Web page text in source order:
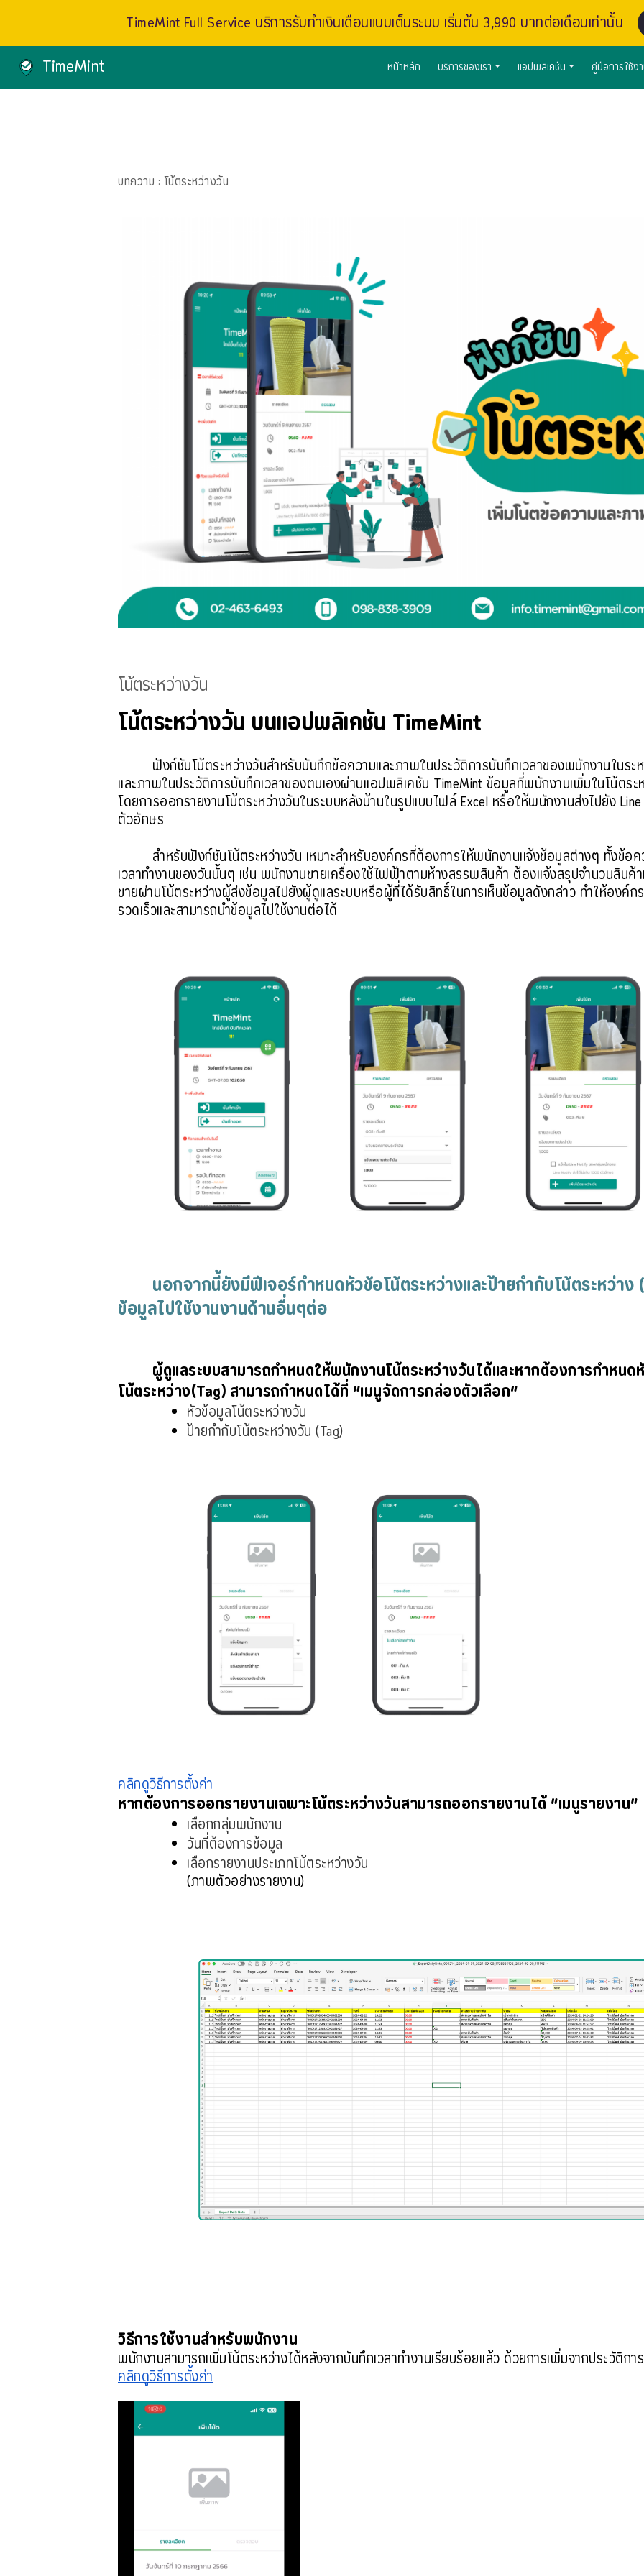
TimeMint Full Service บริการรับทำเงินเดือนแบบเต็มระบบ เริ่มต้น 3,990 บาทต่อเดือนเท่านั้น
TimeMint หน้าหลัก บริการของเรา แอปพลิเคชัน คู่มือการใช้ง
บทความ : โน้ตระหว่างวัน
โน้ตระหว่างวัน
โน้ตระหว่างวัน บนเเอปพลิเคชัน TimeMint
ฟังก์ชันโน้ตระหว่างวันสำหรับบันทึกข้อความและภาพในประวัติการบันทึกเวลาของพนักงานในร
และภาพในประวัติการบันทึกเวลาของตนเองผ่านเเอปพลิเคชัน TimeMint ข้อมูลที่พนักงานเพิ่มในโน้ตร
โดยการออกรายงานโน้ตระหว่างวันในระบบหลังบ้านในรูปแบบไฟล์ Excel หรือให้พนักงานส่งไปยัง
ตัวอักษร
สำหรับฟังก์ชันโน้ตระหว่างวัน เหมาะสำหรับองค์กรที่ต้องการให้พนักงานเเจ้งข้อมูลต่างๆ ทั้งข้
เวลาทำงานของวันนั้นๆ เช่น พนักงานขายเครื่องใช้ไฟฟ้าตามห้างสรรพสินค้า ต้องเเจ้งสรุปจำนวนสิน
ขายผ่านโน้ตระหว่างผู้ส่งข้อมูลไปยังผู้ดูแลระบบหรือผู้ที่ได้รับสิทธิ์ในการเห็นข้อมูลดังกล่าว ทำให้องค์ก
รวดเร็วและสามารถนำข้อมูลไปใช้งานต่อได้
นอกจากนี้ยังมีฟีเจอร์กำหนดหัวข้อโน้ตระหว่างและป้ายกำกับโน้ตระหว่าง
ข้อมูลไปใช้งานงานด้านอื่นๆต่อ
ผู้ดูแลระบบสามารถกำหนดให้พนักงานโน้ตระหว่างวันได้และหากต้องการกำหนด
โน้ตระหว่าง(Tag) สามารถกำหนดได้ที่ “เมนูจัดการกล่องตัวเลือก”
หัวข้อมูลโน้ตระหว่างวัน
ป้ายกำกับโน้ตระหว่างวัน (Tag)
คลิกดูวิธีการตั้งค่า
หากต้องการออกรายงานเฉพาะโน้ตระหว่างวันสามารถออกรายงานได้ “เมนูรายงาน”
เลือกกลุ่มพนักงาน
วันที่ต้องการข้อมูล
เลือกรายงานประเภทโน้ตระหว่างวัน
(ภาพตัวอย่างรายงาน)
วิธีการใช้งานสำหรับพนักงาน
พนักงานสามารถเพิ่มโน้ตระหว่างได้หลังจากบันทึกเวลาทำงานเรียบร้อยเเล้ว ด้วยการเพิ่มจากประวัติก
คลิกดูวิธีการต้ังค่า